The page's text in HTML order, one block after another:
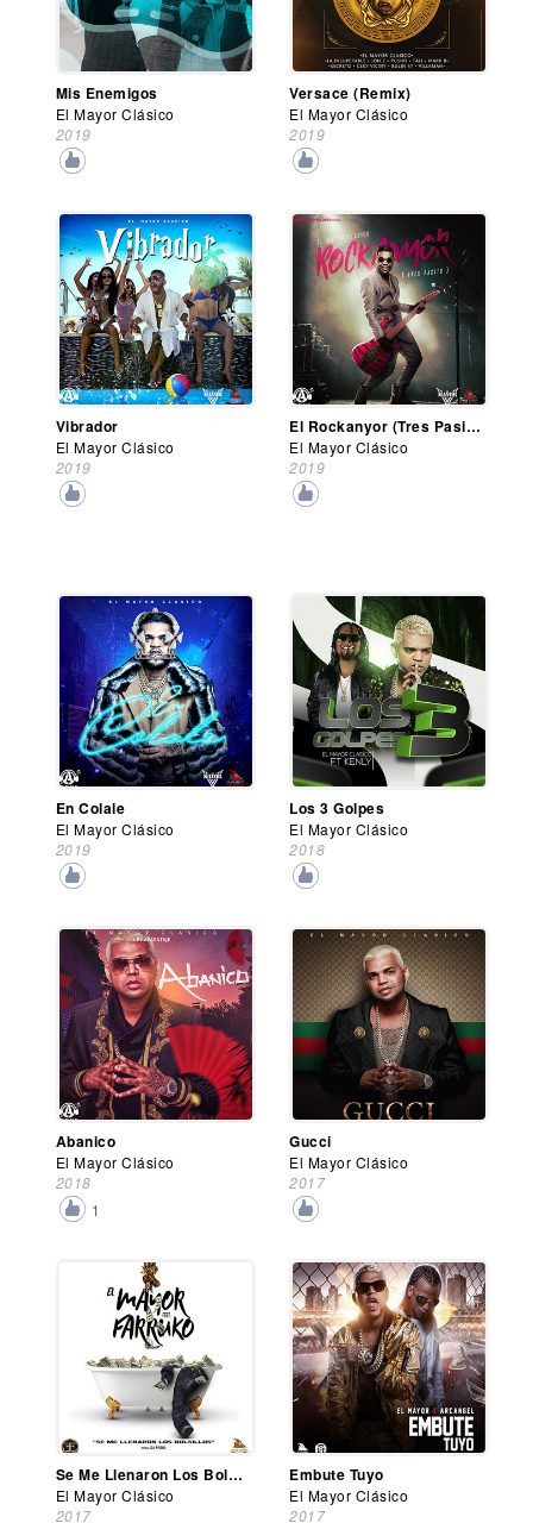
Mis Enemigos
El Mayor Clásico
2019
Versace (Remix)
El Mayor Clásico
2019
Vibrador
El Mayor Clásico
2019
El Rockanyor (Tres Pasito)
El Mayor Clásico
2019
En Colale
El Mayor Clásico
2019
Los 3 Golpes
El Mayor Clásico
2018
Abanico
El Mayor Clásico
2018
1
Gucci
El Mayor Clásico
2017
Se Me Llenaron Los Bolsillos
El Mayor Clásico
2017
Embute Tuyo
El Mayor Clásico
2017